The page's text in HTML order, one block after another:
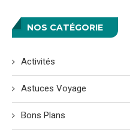
NOS CATÉGORIE
Activités
Astuces Voyage
Bons Plans